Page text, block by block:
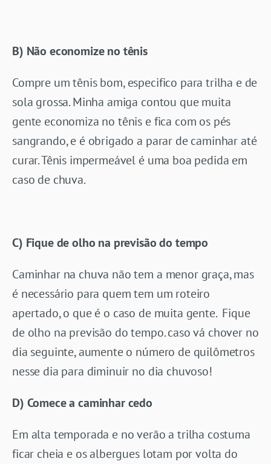
B) Não economize no tênis
Compre um tênis bom, especifico para trilha e de
sola grossa. Minha amiga contou que muita
gente economiza no tênis e fica com os pés
sangrando, e é obrigado a parar de caminhar até
curar. Tênis impermeável é uma boa pedida em
caso de chuva.
C) Fique de olho na previsão do tempo
Caminhar na chuva não tem a menor graça, mas
é necessário para quem tem um roteiro
apertado, o que é o caso de muita gente. Fique
de olho na previsão do tempo. caso vá chover no
dia seguinte, aumente o número de quilômetros
nesse dia para diminuir no dia chuvoso!
D) Comece a caminhar cedo
Em alta temporada e no verão a trilha costuma
ficar cheia e os albergues lotam por volta do